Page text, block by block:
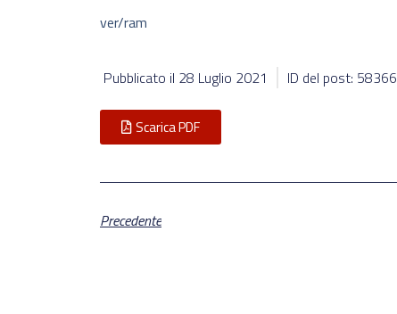
ver/ram
Pubblicato il 28 Luglio 2021 ID del post: 58366
Scarica PDF
Precedente